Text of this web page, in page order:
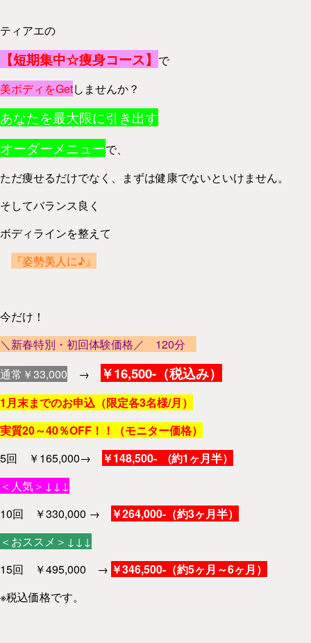
ティアエの
【短期集中☆痩身コース】 で
美ボディをGetしませんか？
あなたを最大限に引き出す
オーダーメニューで、
ただ痩せるだけでなく、まずは健康でないといけません。
そしてバランス良く
ボディラインを整えて
『姿勢美人に♪』
今だけ！
＼新春特別・初回体験価格／ 120分
通常￥33,000 → ￥16,500-（税込み）
1 月末までのお申込（限定各3名様/月）
実質20～40％OFF！！（モニター価格）
5回 ￥165,000→
￥148,500- (約1ヶ月半）
＜人気＞↓↓↓
10回 ￥330,000 →
￥264,000-（約3ヶ月半）
＜おススメ＞↓↓↓
15回 ￥495,000 → ￥346,500-（約5ヶ月～6ヶ月）
※税込価格です。